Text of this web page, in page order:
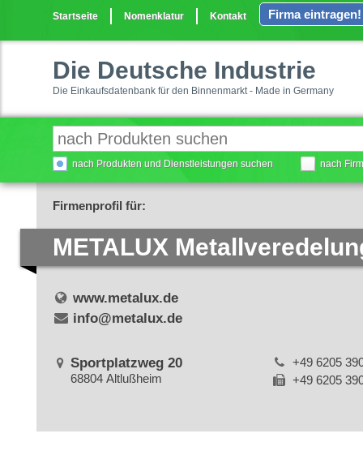
Startseite Nomenklatur Kontakt Firma eintragen!
Die Deutsche Industrie
Die Einkaufsdatenbank für den Binnenmarkt - Made in Germany
nach Produkten und Dienstleistungen suchen nach
Firmenprofil für:
METALUX
www.metalux.de
info@metalux.de
Sportplatzweg 20
68804 Altlußheim
+49 6205
+49 6205